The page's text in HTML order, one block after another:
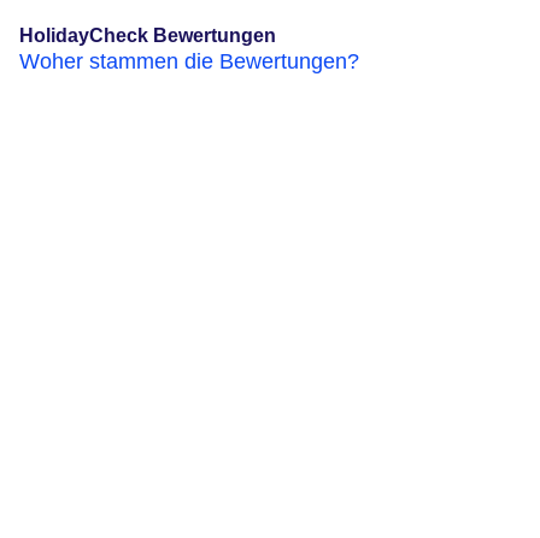
HolidayCheck Bewertungen
Woher stammen die Bewertungen?